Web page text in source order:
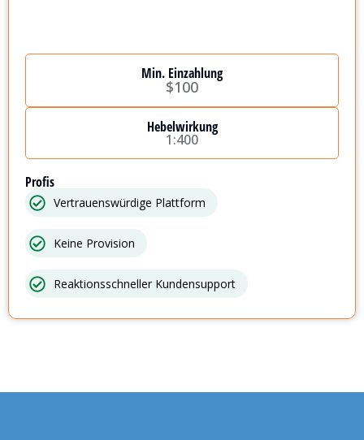
Min. Einzahlung
$100
Hebelwirkung
1:400
Profis
Vertrauenswürdige Plattform
Keine Provision
Reaktionsschneller Kundensupport